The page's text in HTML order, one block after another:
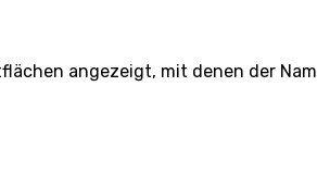
angezeigt, mit denen der